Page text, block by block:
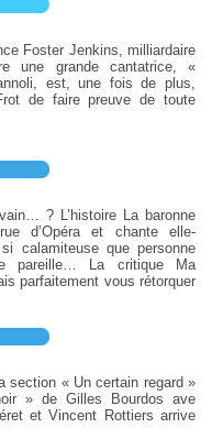
Foster Jenkins, milliardaire
une grande cantatrice, «
est, une fois de plus,
de faire preuve de toute
? L’histoire La baronne
d’Opéra et chante elle-
calamiteuse que personne
pareille… La critique Ma
parfaitement vous rétorquer
section « Un certain regard »
» de Gilles Bourdos ave
et Vincent Rottiers arrive